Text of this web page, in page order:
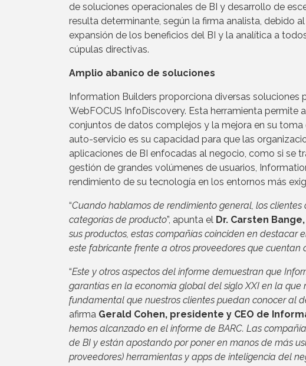
de soluciones operacionales de BI y desarrollo de
resulta determinante, según la firma analista, debido
expansión de los beneficios del BI y la analítica a
cúpulas directivas.
Amplio abanico de soluciones
Information Builders proporciona diversas soluciones
WebFOCUS InfoDiscovery. Esta herramienta permite
conjuntos de datos complejos y la mejora en su
auto-servicio es su capacidad para que las
aplicaciones de BI enfocadas al negocio, como si se
gestión de grandes volúmenes de usuarios,
rendimiento de su tecnología en los entornos más
“Cuando hablamos de rendimiento general, los
categorías de producto”, apunta el Dr. Carsten
sus productos, estas compañías coinciden en destacar
este fabricante frente a otros proveedores que cuentan
“Este y otros aspectos del informe demuestran que
garantías en la economía global del siglo XXI en la
fundamental que nuestros clientes puedan conocer al
afirma Gerald Cohen, presidente y CEO de
hemos alcanzado en el informe de BARC. Las
de BI y están apostando por poner en manos de más
proveedores) herramientas y apps de inteligencia del